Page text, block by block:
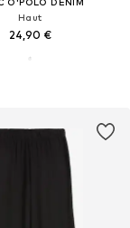
Haut
24,90 €